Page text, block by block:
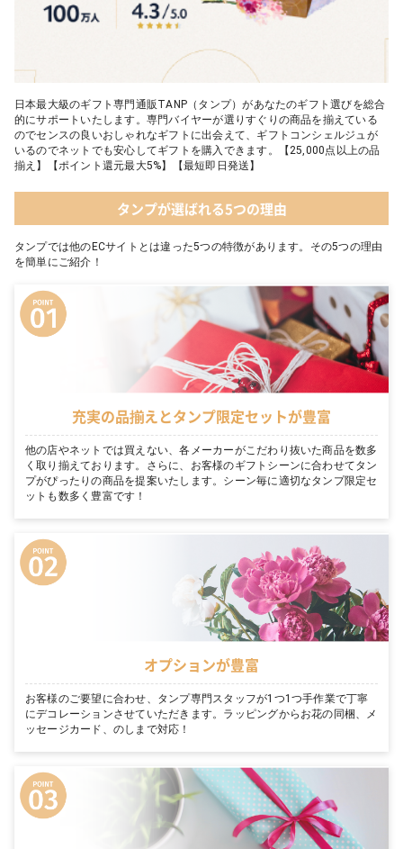
日本最大級のギフト専門通販TANP（タンプ）があなたのギフト選びを総合
的にサポートいたします。専門バイヤーが選りすぐりの商品を揃えている
のでセンスの良いおしゃれなギフトに出会えて、ギフトコンシェルジュが
いるのでネットでも安心してギフトを購入できます。【25,000点以上の品
揃え】【ポイント還元最大5%】【最短即日発送】
タンプが選ばれる5つの理由
タンプでは他のECサイトとは違った5つの特徴があります。その5つの理由
を簡単にご紹介！
充実の品揃えとタンプ限定セットが豊富
他の店やネットでは買えない、各メーカーがこだわり抜いた商品を数多
く取り揃えております。さらに、お客様のギフトシーンに合わせてタン
プがぴったりの商品を提案いたします。シーン毎に適切なタンプ限定セ
ットも数多く豊富です！
オプションが豊富
お客様のご要望に合わせ、タンプ専門スタッフが1つ1つ手作業で丁寧
にデコレーションさせていただきます。ラッピングからお花の同梱、メ
ッセージカード、のしまで対応！